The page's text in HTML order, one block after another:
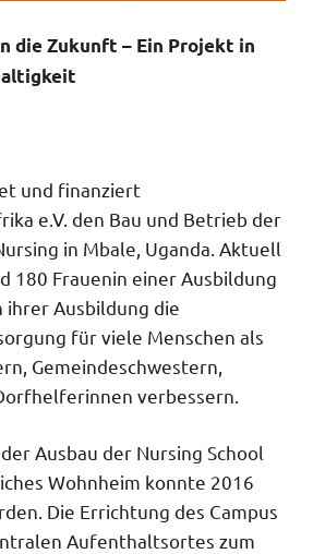
die Zukunft – Ein Projekt in
und finanziert
e.V. den Bau und Betrieb der
in Mbale, Uganda. Aktuell
180 Frauenin einer Ausbildung
ihrer Ausbildung die
für viele Menschen als
Gemeindeschwestern,
verbessern.
Ausbau der Nursing School
Wohnheim konnte 2016
Die Errichtung des Campus
Aufenthaltsortes zum